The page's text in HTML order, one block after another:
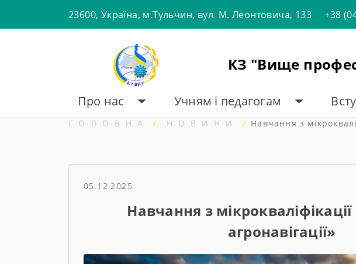
23600, Україна, м.Тульчин, вул. М. Леонтовича, 133 +38
КЗ "Вище
Про нас Учням і педагогам
ГОЛОВНА НОВИНИ Навчання з
05.12.2025
Навчання з
агронавігації»